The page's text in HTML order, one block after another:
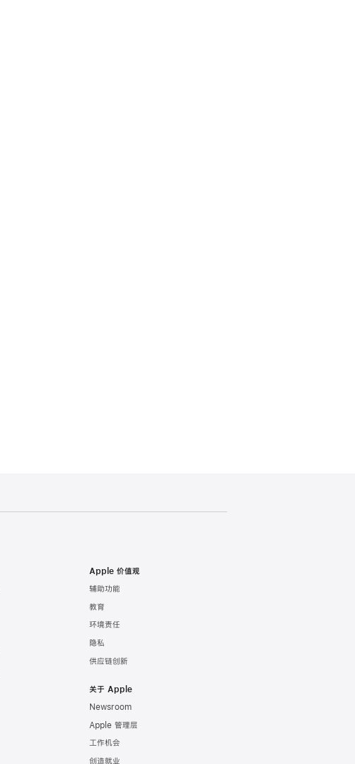
Apple 价值观
辅助功能
教育
环境责任
隐私
供应链创新
关于 Apple
Newsroom
Apple 管理层
工作机会
创造就业